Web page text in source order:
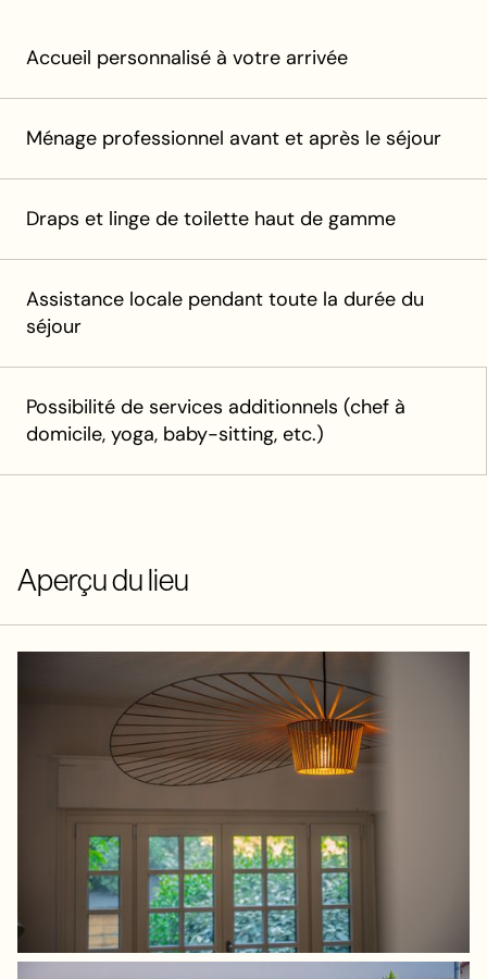
Accueil personnalisé à votre arrivée
Ménage professionnel avant et après le séjour
Draps et linge de toilette haut de gamme
Assistance locale pendant toute la durée du
séjour
Possibilité de services additionnels (chef à
domicile, yoga, baby-sitting, etc.)
Aperçu du lieu